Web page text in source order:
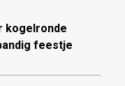
kogelronde
feestje